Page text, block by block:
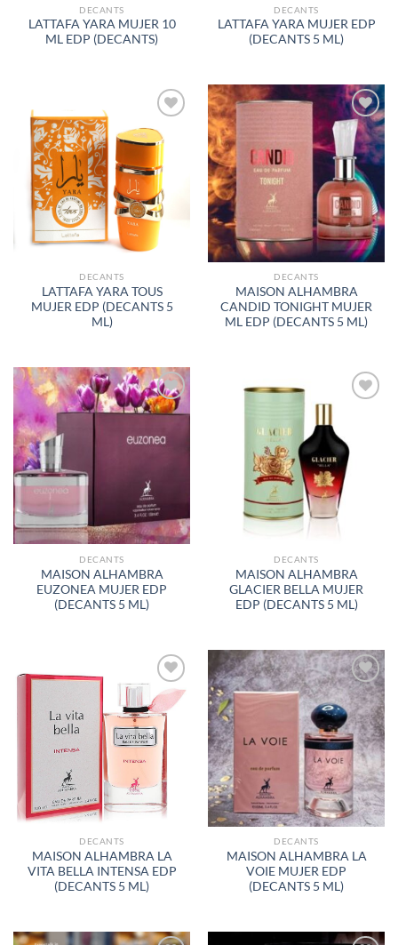
DECANTS
LATTAFA YARA MUJER 10
ML EDP (DECANTS)
DECANTS
LATTAFA YARA MUJER EDP
(DECANTS 5 ML)
AÑADIR
A LA
LISTA
DE
DESEOS
DECANTS
LATTAFA YARA TOUS
MUJER EDP (DECANTS 5
ML)
AÑADIR
A LA
LISTA
DE
DESEOS
DECANTS
MAISON ALHAMBRA
CANDID TONIGHT MUJER
ML EDP (DECANTS 5 ML)
AÑADIR
LISTA
DECANTS
MAISON ALHAMBRA
EUZONEA MUJER EDP
(DECANTS 5 ML)
A LA
LISTA
DE
DESEOS
DECANTS
MAISON ALHAMBRA
GLACIER BELLA MUJER
EDP (DECANTS 5 ML)
AÑADIR
A LA
LISTA
DE
DESEOS
DECANTS
MAISON ALHAMBRA LA
VITA BELLA INTENSA EDP
(DECANTS 5 ML)
AÑADIR
A LA
LISTA
DE
DESEOS
DECANTS
MAISON ALHAMBRA LA
VOIE MUJER EDP
(DECANTS 5 ML)